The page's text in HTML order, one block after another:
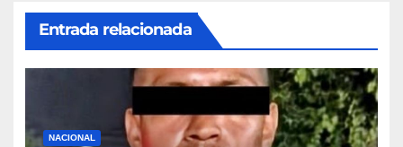
Entrada relacionada
NACIONAL